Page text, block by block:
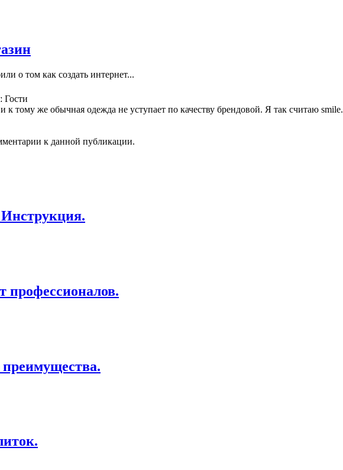
о том как создать интернет...
Гости
тому же обычная одежда не уступает по качеству брендовой. Я так считаю smile.
к данной публикации.
профессионалов.